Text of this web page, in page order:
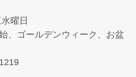
曜日
、ゴールデンウィーク、お盆